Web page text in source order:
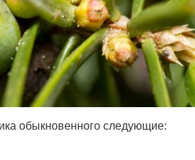
обыкновенного следующие: